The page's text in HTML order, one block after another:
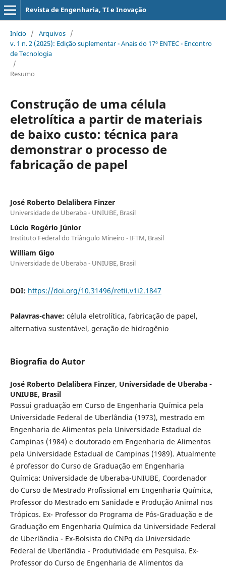
Revista de Engenharia, TI e Inovação
Início / Arquivos /
v. 1 n. 2 (2025): Edição suplementar - Anais do 17º ENTEC - Encontro
de Tecnologia
/
Resumo
Construção de uma célula
eletrolítica a partir de materiais
de baixo custo: técnica para
demonstrar o processo de
fabricação de papel
José Roberto Delalibera Finzer
Universidade de Uberaba - UNIUBE, Brasil
Lúcio Rogério Júnior
Instituto Federal do Triângulo Mineiro - IFTM, Brasil
William Gigo
Universidade de Uberaba - UNIUBE, Brasil
DOI: https://doi.org/10.31496/retii.v1i2.1847
Palavras-chave: célula eletrolítica, fabricação de papel,
alternativa sustentável, geração de hidrogênio
Biografia do Autor
José Roberto Delalibera Finzer, Universidade de Uberaba -
UNIUBE, Brasil
Possui graduação em Curso de Engenharia Química pela
Universidade Federal de Uberlândia (1973), mestrado em
Engenharia de Alimentos pela Universidade Estadual de
Campinas (1984) e doutorado em Engenharia de Alimentos
pela Universidade Estadual de Campinas (1989). Atualmente
é professor do Curso de Graduação em Engenharia
Química: Universidade de Uberaba-UNIUBE, Coordenador
do Curso de Mestrado Profissional em Engenharia Química,
Professor do Mestrado em Sanidade e Produção Animal nos
Trópicos. Ex- Professor do Programa de Pós-Graduação e de
Graduação em Engenharia Química da Universidade Federal
de Uberlândia - Ex-Bolsista do CNPq da Universidade
Federal de Uberlândia - Produtividade em Pesquisa. Ex-
Professor do Curso de Engenharia de Alimentos da